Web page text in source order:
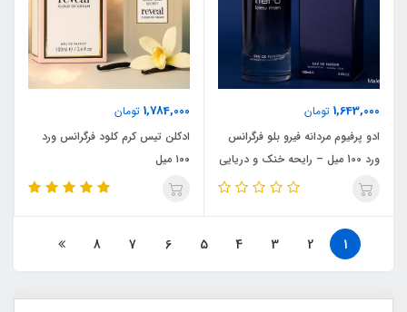
1,643,000 تومان
ادو پرفیوم مردانه فیرو بلو فرگرانس
ورد 100 میل – رایحه خنک و دریایی
1,784,000 تومان
ادکلن تیس کرم کلود فرگرانس ورد
١٠٠ میل
1
2
3
4
5
6
7
8